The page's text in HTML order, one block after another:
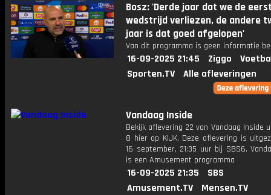
Bosz: 'Derde jaar dat we de
wedstrijd verliezen, de andere
jaar is dat goed afgelopen'
Van dit programma is geen informatie
16-09-2025 21:45 Ziggo
Sporten.TV
Alle afleveringen
Vandaag Inside
Bekijk aflevering 22 van Vandaag Inside
8 hier op KIJK. Deze aflevering is
16 september, 21:35 uur bij SBS6.
is een Amusement programma
16-09-2025 21:35
SBS
Amusement.TV
Mensen.TV